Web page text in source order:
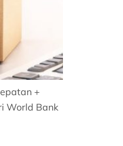
+
World Bank